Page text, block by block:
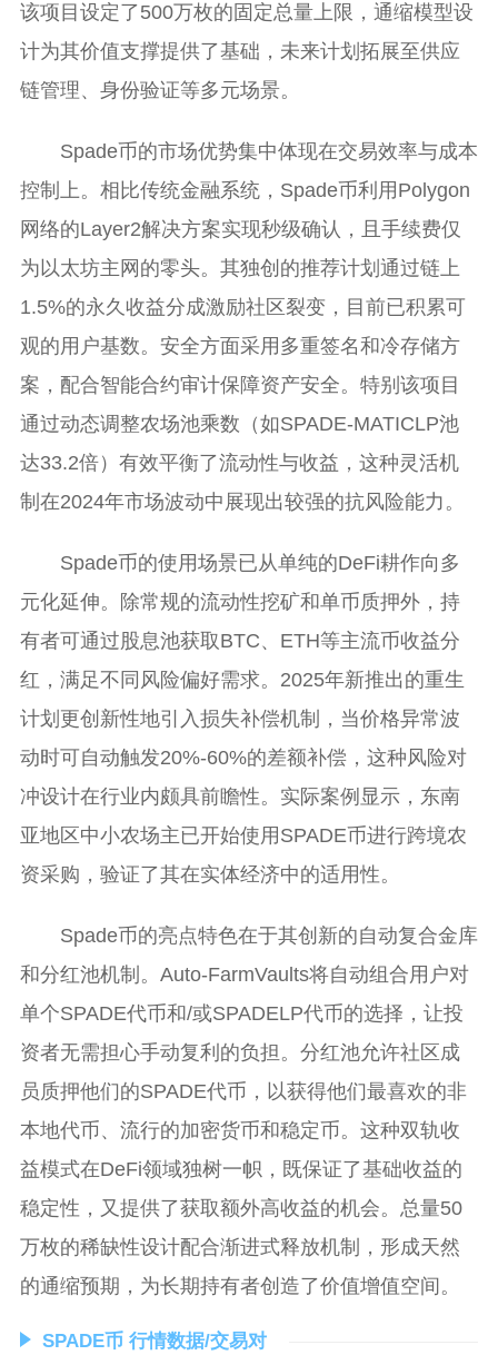
该项目设定了500万枚的固定总量上限，通缩模型设
计为其价值支撑提供了基础，未来计划拓展至供应
链管理、身份验证等多元场景。
Spade币的市场优势集中体现在交易效率与成本
控制上。相比传统金融系统，Spade币利用Polygon
网络的Layer2解决方案实现秒级确认，且手续费仅
为以太坊主网的零头。其独创的推荐计划通过链上
1.5%的永久收益分成激励社区裂变，目前已积累可
观的用户基数。安全方面采用多重签名和冷存储方
案，配合智能合约审计保障资产安全。特别该项目
通过动态调整农场池乘数（如SPADE-MATICLP池
达33.2倍）有效平衡了流动性与收益，这种灵活机
制在2024年市场波动中展现出较强的抗风险能力。
Spade币的使用场景已从单纯的DeFi耕作向多
元化延伸。除常规的流动性挖矿和单币质押外，持
有者可通过股息池获取BTC、ETH等主流币收益分
红，满足不同风险偏好需求。2025年新推出的重生
计划更创新性地引入损失补偿机制，当价格异常波
动时可自动触发20%-60%的差额补偿，这种风险对
冲设计在行业内颇具前瞻性。实际案例显示，东南
亚地区中小农场主已开始使用SPADE币进行跨境农
资采购，验证了其在实体经济中的适用性。
Spade币的亮点特色在于其创新的自动复合金库
和分红池机制。Auto-FarmVaults将自动组合用户对
单个SPADE代币和/或SPADELP代币的选择，让投
资者无需担心手动复利的负担。分红池允许社区成
员质押他们的SPADE代币，以获得他们最喜欢的非
本地代币、流行的加密货币和稳定币。这种双轨收
益模式在DeFi领域独树一帜，既保证了基础收益的
稳定性，又提供了获取额外高收益的机会。总量50
万枚的稀缺性设计配合渐进式释放机制，形成天然
的通缩预期，为长期持有者创造了价值增值空间。
SPADE币 行情数据/交易对